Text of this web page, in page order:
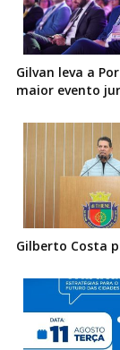
Gilvan leva a
maior evento
Gilberto Costa